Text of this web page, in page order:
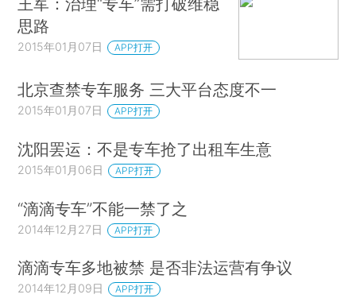
思路
2015年01月07日 APP打开
北京查禁专车服务 三大平台态度不一
2015年01月07日 APP打开
沈阳罢运：不是专车抢了出租车生意
2015年01月06日 APP打开
“滴滴专车”不能一禁了之
2014年12月27日 APP打开
滴滴专车多地被禁 是否非法运营有争议
2014年12月09日 APP打开